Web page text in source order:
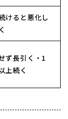
けると悪化し
ず長引く・1
上続く